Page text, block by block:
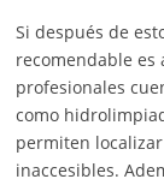
Si después de
recomendable es
profesionales
como
permiten
inaccesibles.